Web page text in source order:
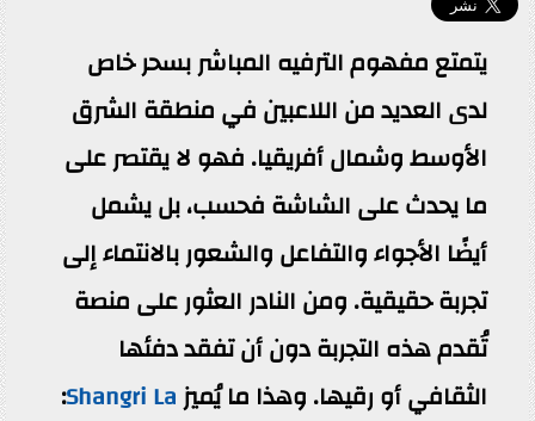
يتمتع مفهوم الترفيه المباشر بسحر خاص
لدى العديد من اللاعبين في منطقة الشرق
الأوسط وشمال أفريقيا. فهو لا يقتصر على
ما يحدث على الشاشة فحسب، بل يشمل
أيضًا الأجواء والتفاعل والشعور بالانتماء إلى
تجربة حقيقية. ومن النادر العثور على منصة
تُقدم هذه التجربة دون أن تفقد دفئها
الثقافي أو رقيها. وهذا ما يُميزShangri La
: